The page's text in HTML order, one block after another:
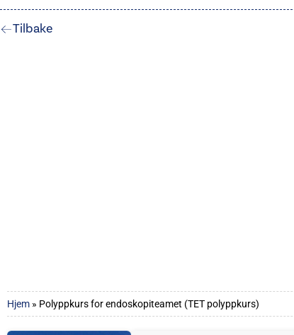
Tilbake
Hjem » Polyppkurs for endoskopiteamet (TET polyppkurs)